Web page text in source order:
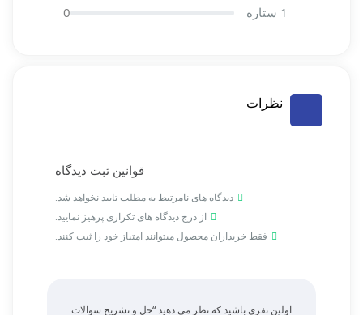
1 ستاره
0
نظرات
قوانین ثبت دیدگاه
دیدگاه های نامرتبط به مطلب تایید نخواهد شد.
از درج دیدگاه های تکراری پرهیز نمایید.
فقط خریداران محصول میتوانند امتیاز خود را ثبت کنند.
اولین نفری باشید که نظر می دهید “حل و تشریح سوالات